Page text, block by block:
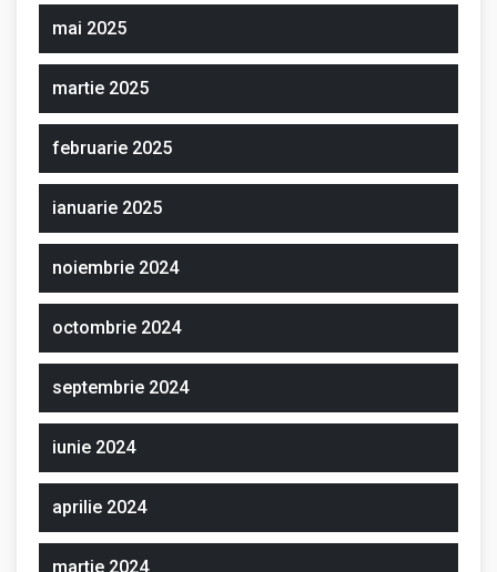
mai 2025
martie 2025
februarie 2025
ianuarie 2025
noiembrie 2024
octombrie 2024
septembrie 2024
iunie 2024
aprilie 2024
martie 2024